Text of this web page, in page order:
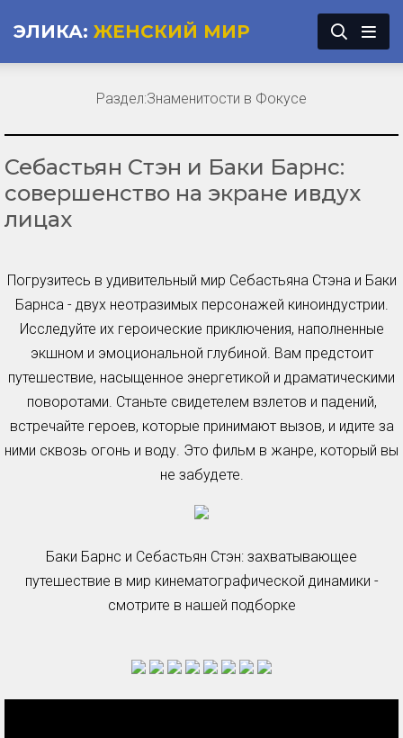
ЭЛИКА: ЖЕНСКИЙ МИР
Себастьян Стэн и Баки Барнс:
совершенство на экране ивдух
лицах
Погрузитесь в удивительный мир Себастьяна Стэна и Баки
Барнса - двух неотразимых персонажей киноиндустрии.
Исследуйте их героические приключения, наполненные
экшном и эмоциональной глубиной. Вам предстоит
путешествие, насыщенное энергетикой и драматическими
поворотами. Станьте свидетелем взлетов и падений,
встречайте героев, которые принимают вызов, и идите за
ними сквозь огонь и воду. Это фильм в жанре, который вы
не забудете.
Баки Барнс и Себастьян Стэн: захватывающее
путешествие в мир кинематографической динамики -
смотрите в нашей подборке
Раздел:Знаменитости в Фокусе